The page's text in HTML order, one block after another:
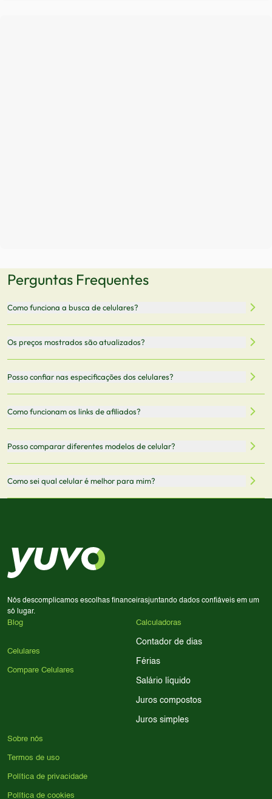
Perguntas Frequentes
Como funciona a busca de celulares?
armazenamento, memória RAM, bateria e conectividade
5G.
Os preços mostrados são atualizados?
vendedor antes de finalizar sua compra.
Posso confiar nas especificações dos celulares?
informações mais recentes de cada modelo.
Como funcionam os links de afiliados?
comissão sem custo adicional para você.
Posso comparar diferentes modelos de celular?
Sim! Você pode selecionar até 3 celulares para comparar
Como sei qual celular é melhor para mim?
processador e bateria são essenciais. Use nossos filtros
para encontrar o celular ideal.
Nós descomplicamos escolhas financeirasjuntando dados confiáveis em um
só lugar.
Blog
Celulares
Compare Celulares
Calculadoras
Contador de dias
Férias
Salário líquido
Juros compostos
Juros simples
Sobre nós
Termos de uso
Política de privacidade
Política de cookies